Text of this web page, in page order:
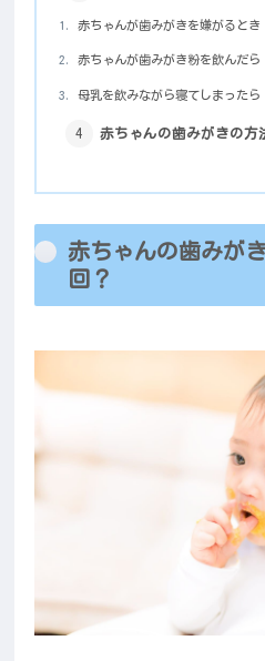
赤ちゃんが歯みがきを嫌がるとき
赤ちゃんが歯みがき粉を飲んだら
母乳を飲みながら寝てしまったら
赤ちゃんの歯みがきの方
赤ちゃんの歯みが
回？